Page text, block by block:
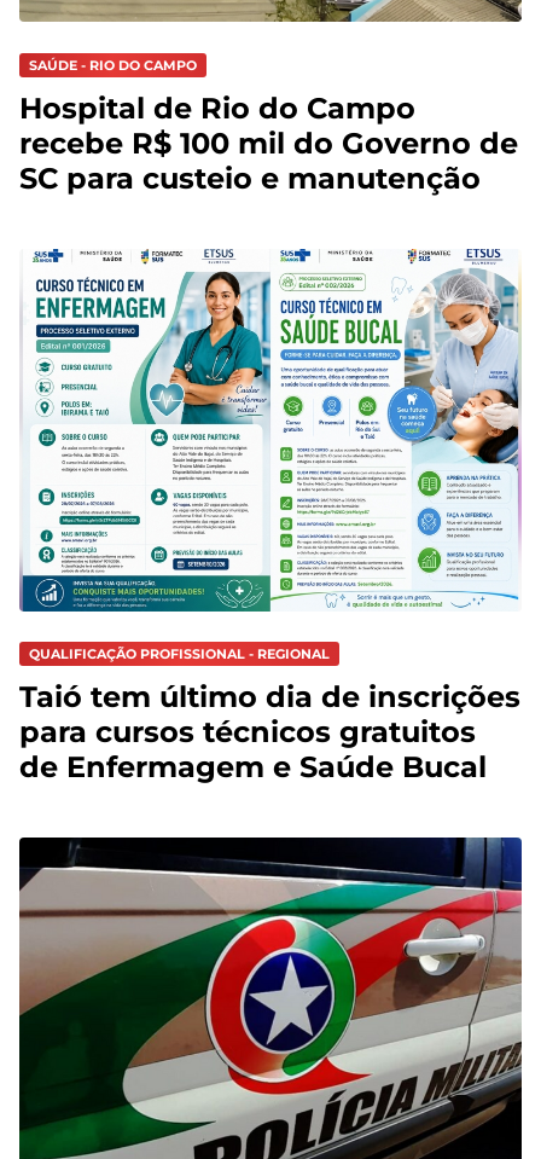
SAÚDE - RIO DO CAMPO
Hospital de Rio do Campo
recebe R$ 100 mil do Governo de
SC para custeio e manutenção
QUALIFICAÇÃO PROFISSIONAL - REGIONAL
Taió tem último dia de inscrições
para cursos técnicos gratuitos
de Enfermagem e Saúde Bucal